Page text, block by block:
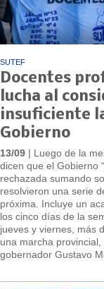
SUTEF
Docentes
lucha al
insuficiente
Gobierno
13/09 | Luego de la
dicen que el Gobierno
rechazada sumando
resolvieron una serie
próxima. Incluye un
los cinco días de la
jueves y viernes, más
una marcha
gobernador Gustavo